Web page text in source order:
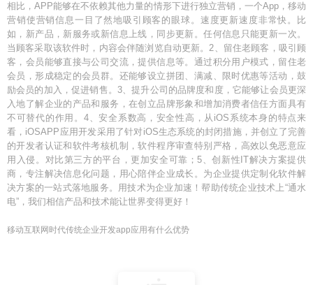
相比，APP能够在不依赖其他力量的情形下进行独立营销，一个App，移动
营销使营销信息一目了然地吸引顾客的眼球。速度更新速度非常快。比
如，新产品，新服务或新信息上线，同步更新。任何信息只能更新一次。
当顾客采取该软件时，内容会伴随浏览自动更新。2、留住老顾客，吸引顾
客，会员能够直接与公司交流，提供信息等。通过积分用户模式，留住老
会员，形成稳定的会员群。还能够设立拼团、满减、限时优惠等活动，鼓
励会员的加入，促进销售。3、提升公司的品牌度和度，它能够让会员更深
入地了解企业的产品和服务，在创立品牌形象和增加消费者信任方面具有
不可替代的作用。4、安全系数高，安全性高，从iOS系统本身的特点来
看，iOSAPP应用开发采用了针对iOS生态系统的封闭措施，并创立了完善
的开发者认证和软件考核机制，软件程序审查特别严格，高效以免恶意应
用入侵。对比第三方的平台，更加安全可靠；5、创新性IT解决方案提供
商，专注解决信息化问题，用心陪伴企业成长。为企业提供定制化软件解
决方案的一站式落地服务。用技术为企业加速！帮助传统企业技术上“通水
电”，我们相信产品和技术能让世界变得更好！
移动互联网时代传统企业开发app应用有什么优势